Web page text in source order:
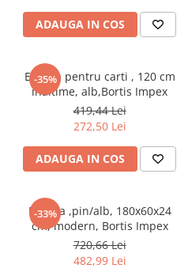
ADAUGA IN COS
-35%
Etajera pentru carti , 120 cm
inaltime, alb,Bortis Impex
419,44 Lei
272,50 Lei
ADAUGA IN COS
-33%
Etajera ,pin/alb, 180x60x24
cm, modern, Bortis Impex
720,66 Lei
482,99 Lei